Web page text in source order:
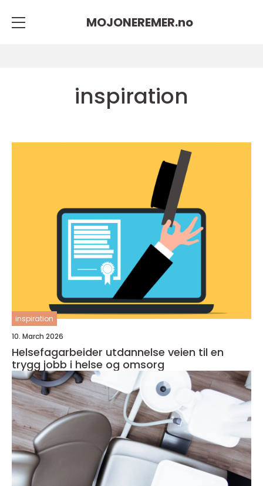
MOJONEREMER.no
inspiration
inspiration
10. March 2026
Helsefagarbeider utdannelse veien til en
trygg jobb i helse og omsorg